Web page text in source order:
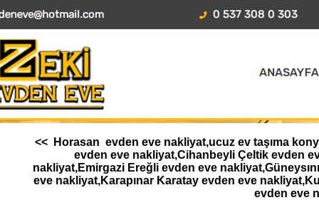
<< Horasan evden eve nakliyat,ucuz ev taşıma
evden eve nakliyat,Cihanbeyli Çeltik evden
nakliyat,Emirgazi Ereğli evden eve
eve nakliyat,Karapınar Karatay evden eve
evden eve